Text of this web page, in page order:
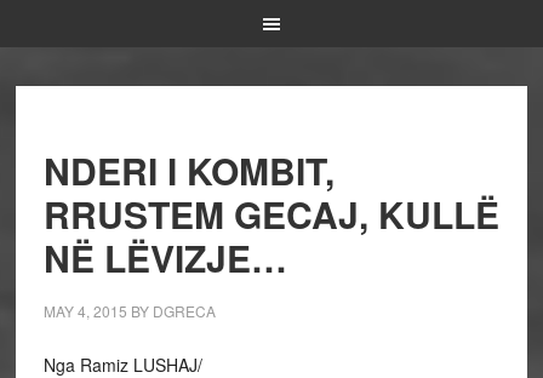
NDERI I KOMBIT,
RRUSTEM GECAJ, KULLË
NË LËVIZJE…
MAY 4, 2015 BY DGRECA
Nga Ramiz LUSHAJ/